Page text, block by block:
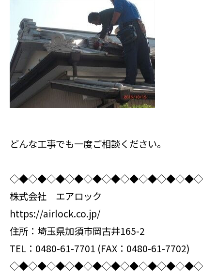
どんな工事でも一度ご相談ください。
◇◆◇◆◇◆◇◆◇◆◇◆◇◆◇◆◇◆◇◆◇
株式会社 エアロック
https://airlock.co.jp/
住所：埼玉県加須市岡古井165-2
TEL：0480-61-7701 (FAX：0480-61-7702)
◇◆◇◆◇◆◇◆◇◆◇◆◇◆◇◆◇◆◇◆◇